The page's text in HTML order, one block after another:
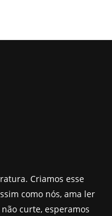
Criamos esse
como nós, ama ler
curte, esperamos